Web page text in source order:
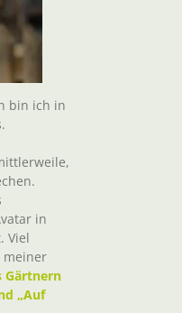
bin ich in
in
Viel
meiner
Gärtnern
„Auf